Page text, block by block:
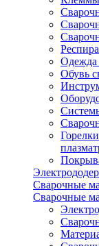
Одежда
Обувь
Сварочные
Сварочные